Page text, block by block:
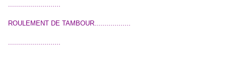
..........................
ROULEMENT DE TAMBOUR..................
..........................